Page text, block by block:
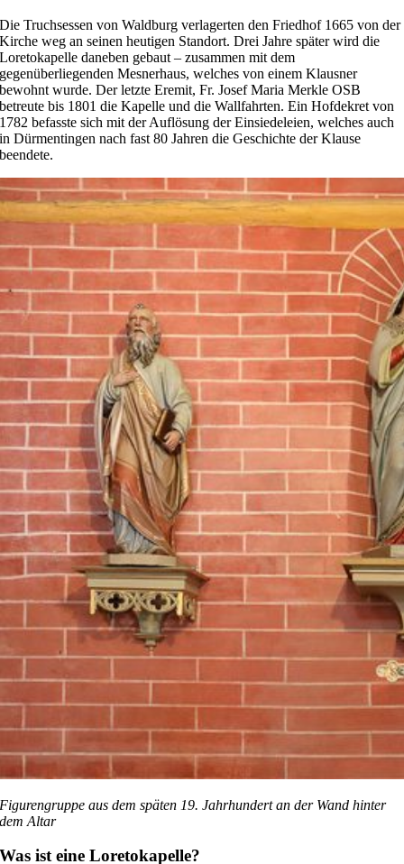
Die Truchsessen von Waldburg verlagerten den Friedhof 1665 von der
Kirche weg an seinen heutigen Standort. Drei Jahre später wird die
Loretokapelle daneben gebaut – zusammen mit dem
gegenüberliegenden Mesnerhaus, welches von einem Klausner
bewohnt wurde. Der letzte Eremit, Fr. Josef Maria Merkle OSB
betreute bis 1801 die Kapelle und die Wallfahrten. Ein Hofdekret von
1782 befasste sich mit der Auflösung der Einsiedeleien, welches auch
in Dürmentingen nach fast 80 Jahren die Geschichte der Klause
beendete.
Figurengruppe aus dem späten 19. Jahrhundert an der Wand hinter
dem Altar
Was ist eine Loretokapelle?